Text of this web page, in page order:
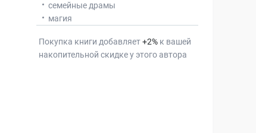
семейные драмы
магия
Покупка книги добавляет+2% к вашей
накопительной скидке у этого автора